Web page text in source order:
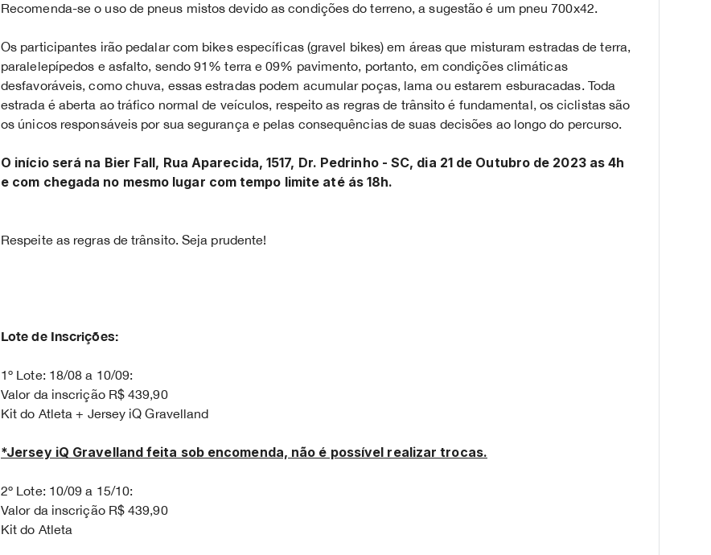
Recomenda-se o uso de pneus mistos devido as condições do terreno, a sugestão é um pneu 700x42.
Os participantes irão pedalar com bikes específicas (gravel bikes) em áreas que misturam estradas de terra,
paralelepípedos e asfalto, sendo 91% terra e 09% pavimento, portanto, em condições climáticas
desfavoráveis, como chuva, essas estradas podem acumular poças, lama ou estarem esburacadas. Toda
estrada é aberta ao tráfico normal de veículos, respeito as regras de trânsito é fundamental, os ciclistas são
os únicos responsáveis por sua segurança e pelas consequências de suas decisões ao longo do percurso.
O início será na Bier Fall, Rua Aparecida, 1517, Dr. Pedrinho - SC, dia 21 de Outubro de 2023 as 4h
e com chegada no mesmo lugar com tempo limite até ás 18h.
Respeite as regras de trânsito. Seja prudente!
Lote de Inscrições:
1º Lote: 18/08 a 10/09:
Valor da inscrição R$ 439,90
Kit do Atleta + Jersey iQ Gravelland
*Jersey iQ Gravelland feita sob encomenda, não é possível realizar trocas.
2º Lote: 10/09 a 15/10:
Valor da inscrição R$ 439,90
Kit do Atleta